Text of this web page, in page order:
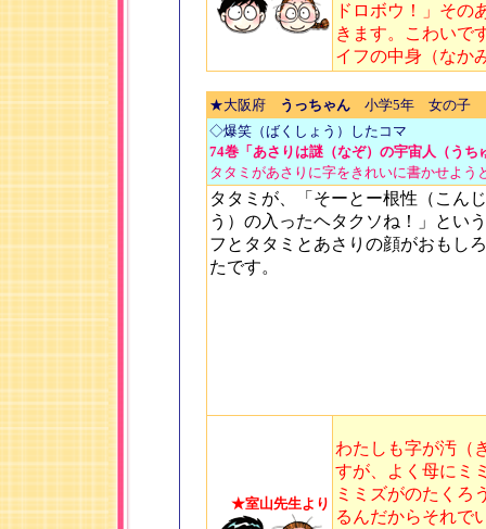
ドロボウ！」そ
きます。こわいで
イフの中身（なか
★大阪府 うっちゃん 小学5年 女の子
◇爆笑（ばくしょう）したコマ
74巻「あさりは謎（なぞ）の宇宙人（うち
タタミがあさりに字をきれいに書かせよう
タタミが、「そーとー根性（こん
う）の入ったヘタクソね！」とい
フとタタミとあさりの顔がおもし
たです。
★室山先生より
わたしも字が汚（
すが、よく母にミ
ミミズがのたくろ
るんだからそれで